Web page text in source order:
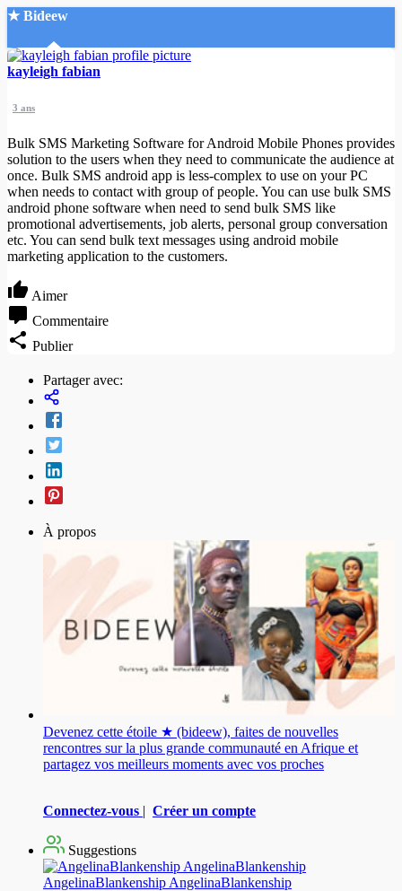
★ Bideew
Accueil
Recherche Avancée
Mon compte
Connexion
Créer un compte
kayleigh fabian
3 ans
Bulk SMS Marketing Software for Android Mobile Phones provides
solution to the users when they need to communicate the audience at
once. Bulk SMS android app is less-complex to use on your PC
when needs to contact with group of people. You can use bulk SMS
android phone software when need to send bulk SMS like
promotional advertisements, job alerts, personal group conversation
etc. You can send bulk text messages using android mobile
marketing application to the customers.
Aimer
Commentaire
Publier
Partager avec:
À propos
Devenez cette étoile ★ (bideew), faites de nouvelles
rencontres sur la plus grande communauté en Afrique et
partagez vos meilleurs moments avec vos proches
Connectez-vous | Créer un compte
Suggestions
AngelinaBlankenship AngelinaBlankenship